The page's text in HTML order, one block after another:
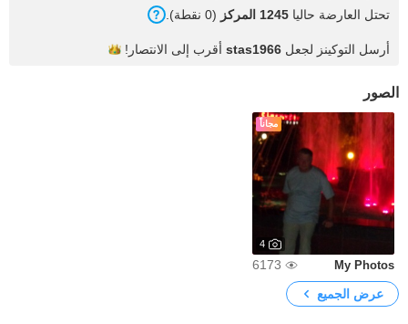
تحتل العارضة حاليا 1245 المركز (0 نقطة).
أرسل التوكينز لجعل stas1966 أقرب إلى الانتصار!
الصور
مجاناً
4
My Photos
6173
عرض الجميع